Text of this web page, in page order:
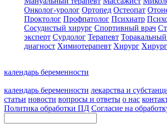
Онколог-уролог Ортопед Остеопат
Проктолог Профпатолог Психиатр
Сосудистый хирург Спортивный врач
эксперт Сурдолог Терапевт
диагност Химиотерапевт Хирург
календарь беременности
календарь беременности лекарства и
статьи новости вопросы и ответы о нас
Политика обработки ПД Согласие на